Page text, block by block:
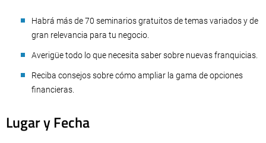
Habrá más de 70 seminarios gratuitos de temas variados y de
gran relevancia para tu negocio.
Averigüe todo lo que necesita saber sobre nuevas franquicias.
Reciba consejos sobre cómo ampliar la gama de opciones
financieras.
Lugar y Fecha